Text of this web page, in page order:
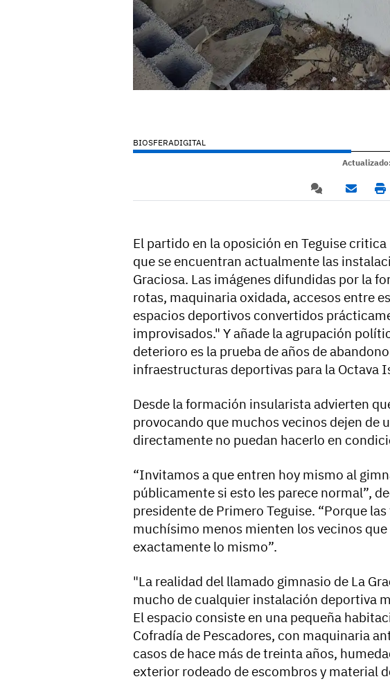
BIOSFERADIGITAL
Actualizado:
El partido en la oposición en Teguise
que se encuentran actualmente las
Graciosa. Las imágenes difundidas por la
rotas, maquinaria oxidada, accesos entre
espacios deportivos convertidos
improvisados." Y añade la agrupación
deterioro es la prueba de años de
infraestructuras deportivas para la Octava
Desde la formación insularista advierten
provocando que muchos vecinos dejen de
directamente no puedan hacerlo en
“Invitamos a que entren hoy mismo al
públicamente si esto les parece normal”,
presidente de Primero Teguise. “Porque
muchísimo menos mienten los vecinos
exactamente lo mismo”.
"La realidad del llamado gimnasio de La
mucho de cualquier instalación deportiva
El espacio consiste en una pequeña
Cofradía de Pescadores, con maquinaria
casos de hace más de treinta años,
exterior rodeado de escombros y material